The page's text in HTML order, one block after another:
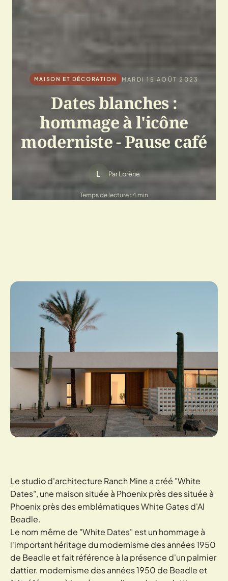
MAISON ET DÉCORATION MARDI 15 AOÛT 2023
Dates blanches :
hommage à l'icône
moderniste - Pause café
L Par Lorène
Temps de lecture : 4 min
Le studio d'architecture Ranch Mine a créé "White
Dates", une maison située à Phoenix près des située à
Phoenix près des emblématiques White Gates d'Al
Beadle.
Le nom même de "White Dates" est un hommage à
l'important héritage du modernisme des années 1950
de Beadle et fait référence à la présence d'un palmier
dattier. modernisme des années 1950 de Beadle et